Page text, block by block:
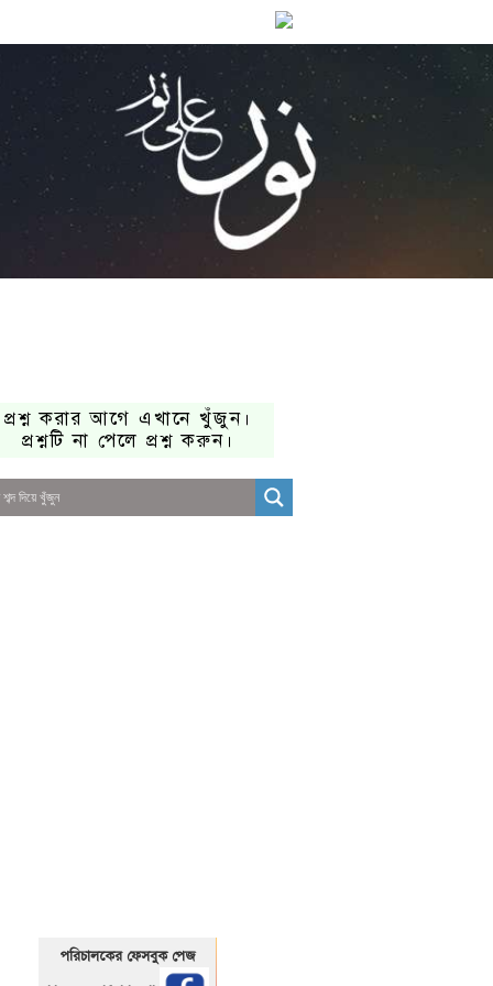
প্রশ্ন করার আগে এখানে খুঁজুন।
প্রশ্নটি না পেলে প্রশ্ন করুন।
পরিচালকের ফেসবুক পেজ